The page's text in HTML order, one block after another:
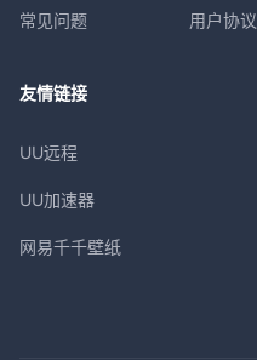
常见问题 用户协议
友情链接
UU远程
UU加速器
网易千千壁纸